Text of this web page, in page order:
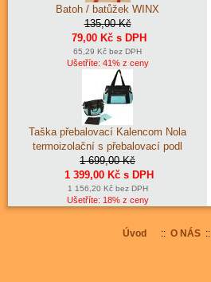
Batoh / batůžek WINX
135,00 Kč
79,00 Kč s DPH
65,29 Kč bez DPH
Ušetříte: 41% z ceny
Taška přebalovací Kalencom Nola
termoizolační s přebalovací podl
1 699,00 Kč
1 399,00 Kč s DPH
1 156,20 Kč bez DPH
Ušetříte: 18% z ceny
Úvod :: O NÁS::